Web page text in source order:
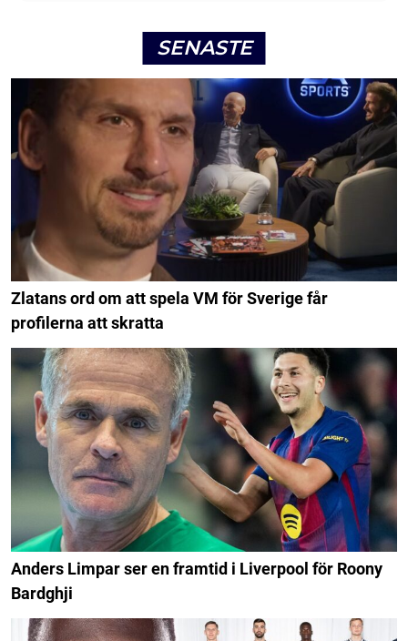
SENASTE
Zlatans ord om att spela VM för Sverige får
profilerna att skratta
Anders Limpar ser en framtid i Liverpool för Roony
Bardghji